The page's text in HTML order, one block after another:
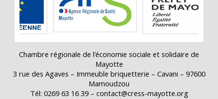
Chambre régionale de l’économie sociale et solidaire de
Mayotte
3 rue des Agaves – Immeuble briquetterie – Cavani – 97600
Mamoudzou
Tél: 0269 63 16 39 – contact@cress-mayotte.org